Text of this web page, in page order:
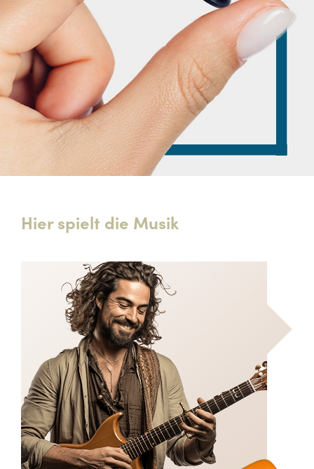
Hier spielt die Musik